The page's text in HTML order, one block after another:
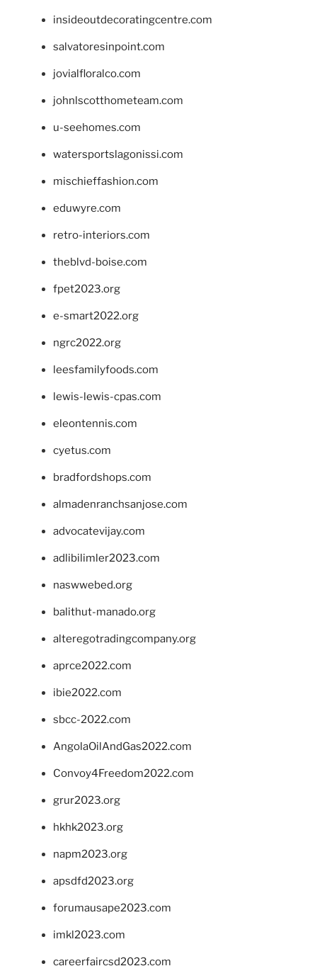
insideoutdecoratingcentre.com
salvatoresinpoint.com
jovialfloralco.com
johnlscotthometeam.com
u-seehomes.com
watersportslagonissi.com
mischieffashion.com
eduwyre.com
retro-interiors.com
theblvd-boise.com
fpet2023.org
e-smart2022.org
ngrc2022.org
leesfamilyfoods.com
lewis-lewis-cpas.com
eleontennis.com
cyetus.com
bradfordshops.com
almadenranchsanjose.com
advocatevijay.com
adlibilimler2023.com
naswwebed.org
balithut-manado.org
alteregotradingcompany.org
aprce2022.com
ibie2022.com
sbcc-2022.com
AngolaOilAndGas2022.com
Convoy4Freedom2022.com
grur2023.org
hkhk2023.org
napm2023.org
apsdfd2023.org
forumausape2023.com
imkl2023.com
careerfaircsd2023.com